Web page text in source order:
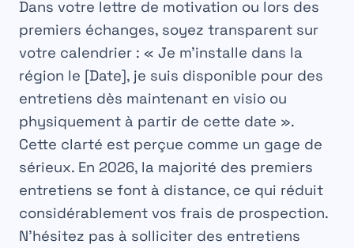
Dans votre lettre de motivation ou lors des
premiers échanges, soyez transparent sur
votre calendrier : « Je m’installe dans la
région le [Date], je suis disponible pour des
entretiens dès maintenant en visio ou
physiquement à partir de cette date ».
Cette clarté est perçue comme un gage de
sérieux. En 2026, la majorité des premiers
entretiens se font à distance, ce qui réduit
considérablement vos frais de prospection.
N’hésitez pas à solliciter des entretiens